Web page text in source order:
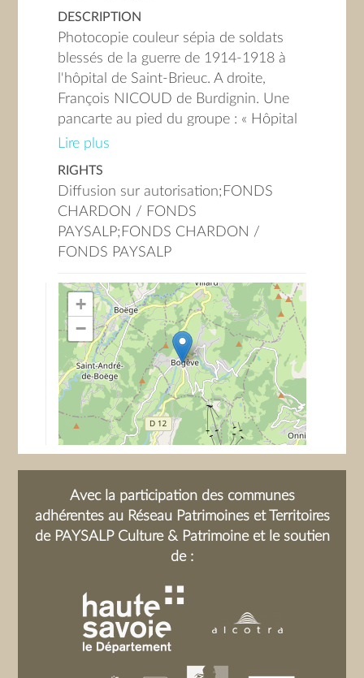
DESCRIPTION
Photocopie couleur sépia de soldats
blessés de la guerre de 1914-1918 à
l'hôpital de Saint-Brieuc. A droite,
François NICOUD de Burdignin. Une
pancarte au pied du groupe : « Hôpital
mixte annexe Bureau de bienfaisance
Lire plus
RIGHTS
Diffusion sur autorisation;FONDS
CHARDON / FONDS
PAYSALP;FONDS CHARDON /
FONDS PAYSALP
+
−
Avec la participation des communes
adhérentes au Réseau Patrimoines et Territoires
de PAYSALP Culture & Patrimoine et le soutien
de :